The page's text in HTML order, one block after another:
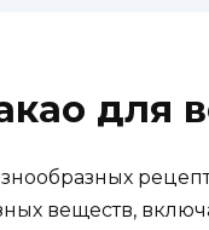
для
веществ,